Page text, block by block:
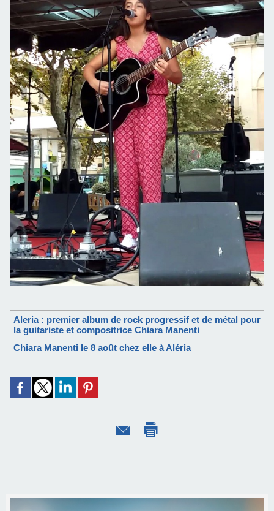
Aleria : premier album de rock progressif et de métal pour
la guitariste et compositrice Chiara Manenti
Chiara Manenti le 8 août chez elle à Aléria